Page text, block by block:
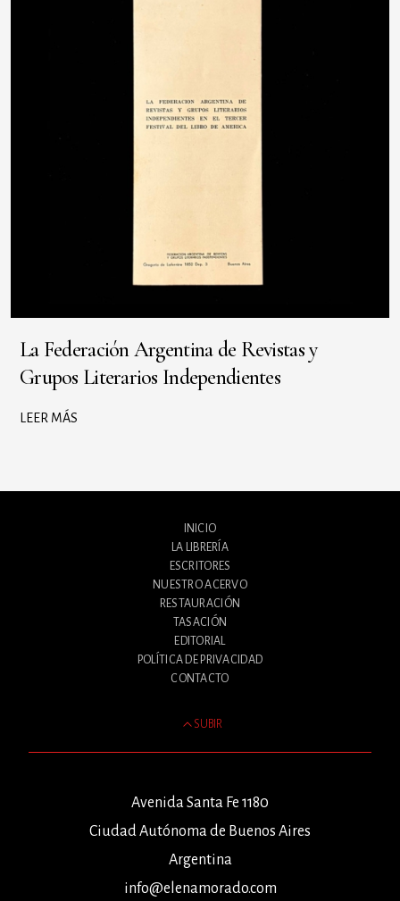
La Federación Argentina de Revistas y
Grupos Literarios Independientes
LEER MÁS
INICIO
LA LIBRERÍA
ESCRITORES
NUESTRO ACERVO
RESTAURACIÓN
TASACIÓN
EDITORIAL
POLÍTICA DE PRIVACIDAD
CONTACTO
SUBIR
Avenida Santa Fe 1180
Ciudad Autónoma de Buenos Aires
Argentina
info@elenamorado.com